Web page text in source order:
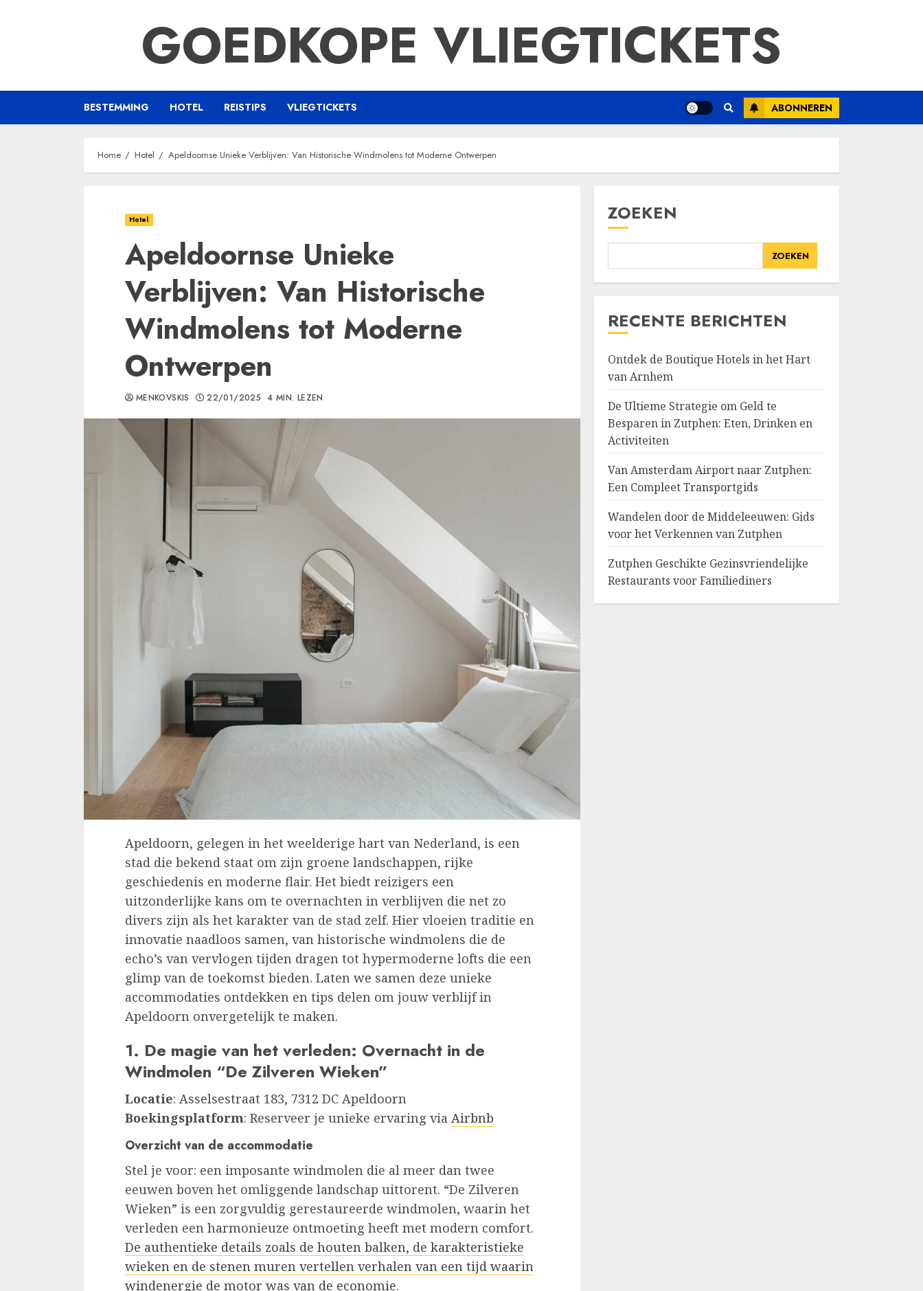
GOEDKOPE VLIEGTICKETS
BESTEMMING HOTEL REISTIPS VLIEGTICKETS ABONNEREN
Home Hotel Apeldoornse Unieke Verblijven: Van Historische Windmolens tot Moderne Ontwerpen
Hotel
Apeldoornse Unieke
Verblijven: Van Historische
Windmolens tot Moderne
Ontwerpen
MENKOVSKIS 22/01/2025 4 MIN. LEZEN
Apeldoorn, gelegen in het weelderige hart van Nederland, is een
stad die bekend staat om zijn groene landschappen, rijke
geschiedenis en moderne flair. Het biedt reizigers een
uitzonderlijke kans om te overnachten in verblijven die net zo
divers zijn als het karakter van de stad zelf. Hier vloeien traditie en
innovatie naadloos samen, van historische windmolens die de
echo’s van vervlogen tijden dragen tot hypermoderne lofts die een
glimp van de toekomst bieden. Laten we samen deze unieke
accommodaties ontdekken en tips delen om jouw verblijf in
Apeldoorn onvergetelijk te maken.
1. De magie van het verleden: Overnacht in de
Windmolen “De Zilveren Wieken”
Locatie: Asselsestraat 183, 7312 DC Apeldoorn
Boekingsplatform: Reserveer je unieke ervaring via Airbnb
Overzicht van de accommodatie
Stel je voor: een imposante windmolen die al meer dan twee
eeuwen boven het omliggende landschap uittorent. “De Zilveren
Wieken” is een zorgvuldig gerestaureerde windmolen, waarin het
verleden een harmonieuze ontmoeting heeft met modern comfort.
De authentieke details zoals de houten balken, de karakteristieke
wieken en de stenen muren vertellen verhalen van een tijd waarin
windenergie de motor was van de economie.
ZOEKEN
ZOEKEN
RECENTE BERICHTEN
Ontdek de Boutique Hotels in het Hart
van Arnhem
De Ultieme Strategie om Geld te
Besparen in Zutphen: Eten, Drinken en
Activiteiten
Van Amsterdam Airport naar Zutphen:
Een Compleet Transportgids
Wandelen door de Middeleeuwen: Gids
voor het Verkennen van Zutphen
Zutphen Geschikte Gezinsvriendelijke
Restaurants voor Familiediners